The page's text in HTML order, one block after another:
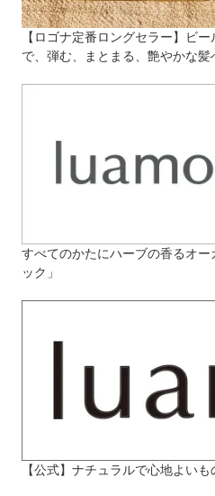
【ロゴナ定番ロングセラー】ビ
で、弾む、まとまる、艶やかな髪
すべてのかたにハーブの香るオ
ック」
【公式】ナチュラルで心地よいも